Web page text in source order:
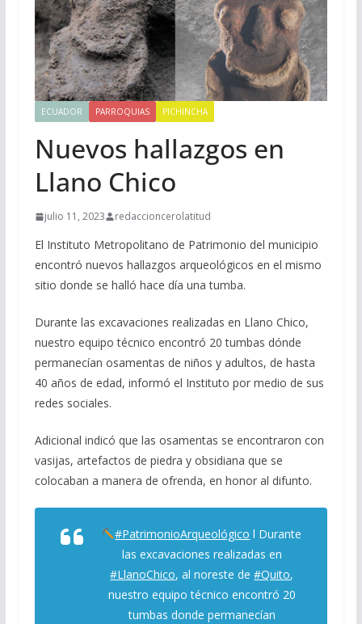
ECUADOR PARROQUIAS PICHINCHA
Nuevos hallazgos en
Llano Chico
julio 11, 2023 redaccioncerolatitud
El Instituto Metropolitano de Patrimonio del municipio
encontró nuevos hallazgos arqueológicos en el mismo
sitio donde se halló hace día una tumba.
Durante las excavaciones realizadas en Llano Chico,
nuestro equipo técnico encontró 20 tumbas dónde
permanecían osamentas de niños y adultos, de hasta
40 años de edad, informó el Instituto por medio de sus
redes sociales.
Adicional indicó que las osamentas se encontraron con
vasijas, artefactos de piedra y obsidiana que se
colocaban a manera de ofrenda, en honor al difunto.
#PatrimonioArqueológico l Durante
las excavaciones realizadas en
#LlanoChico, al noreste de#Quito,
nuestro equipo técnico encontró 20
tumbas donde permanecían